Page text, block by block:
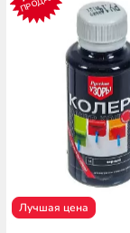
Лучшая цена